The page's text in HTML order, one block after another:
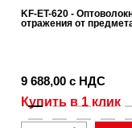
KF-ET-620 -
отражения от
9 688,00 с НДС
Купить в 1 клик